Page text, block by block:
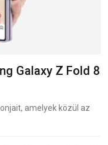
Galaxy Z Fold 8
amelyek közül az